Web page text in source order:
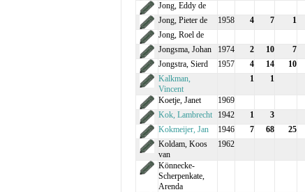
Jong, Eddy de
Jong, Pieter de
1958 4 7 1
Jong, Roel de
Jongsma, Johan
1974 2 10 7
Jongstra, Sierd
1957 4 14 10
Kalkman,
Vincent
1 1
Koetje, Janet 1969
Kok, Lambrecht
1942 1 3
Kokmeijer, Jan
1946 7 68 25
Koldam, Koos
van
1962
Könnecke-
Scherpenkate,
Arenda